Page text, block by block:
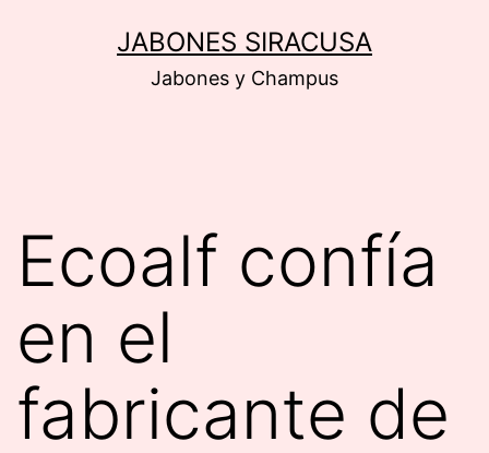
JABONES SIRACUSA
Jabones y Champus
Ecoalf confía
en el
fabricante de